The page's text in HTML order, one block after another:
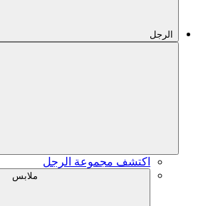
الرجل
اكتشف مجموعة الرجل
ملابس